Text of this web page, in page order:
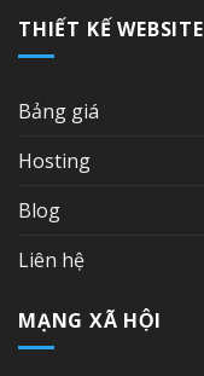
THIẾT KẾ WEBSITE
Bảng giá
Hosting
Blog
Liên hệ
MẠNG XÃ HỘI